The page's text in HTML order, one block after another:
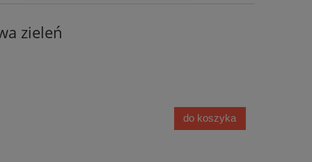
zieleń
do koszyka